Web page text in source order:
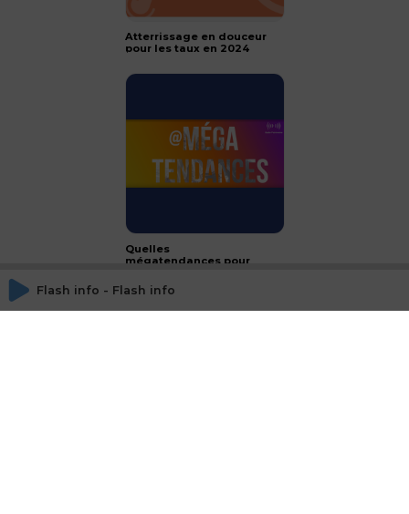
Atterrissage en douceur
pour les taux en 2024
Quelles
mégatendances pour
Flash info - Flash info